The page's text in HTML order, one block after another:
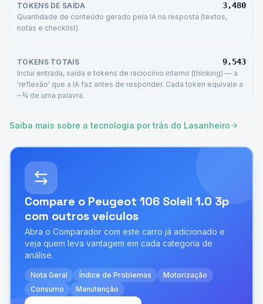
TOKENS DE SAÍDA 3,480
Quantidade de conteúdo gerado pela IA na resposta (textos,
notas e checklist).
TOKENS TOTAIS 9,543
Inclui entrada, saída e tokens de raciocínio interno (thinking) — a
'reflexão' que a IA faz antes de responder. Cada token equivale a
~¾ de uma palavra.
Saiba mais sobre a tecnologia por trás do Lasanheiro
Compare o Peugeot 106 Soleil 1.0 3p
com outros veículos
Abra o Comparador com este carro já adicionado e
veja quem leva vantagem em cada categoria de
análise.
Nota Geral Índice de Problemas
Motorização
Consumo
Manutenção